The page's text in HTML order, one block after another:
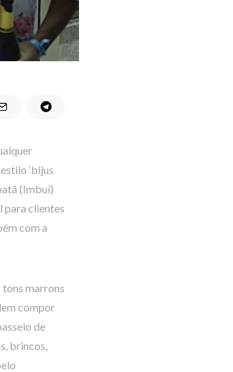
‘bijus
(Imbuí)
para clientes
com a
tons marrons
compor
de
brincos,